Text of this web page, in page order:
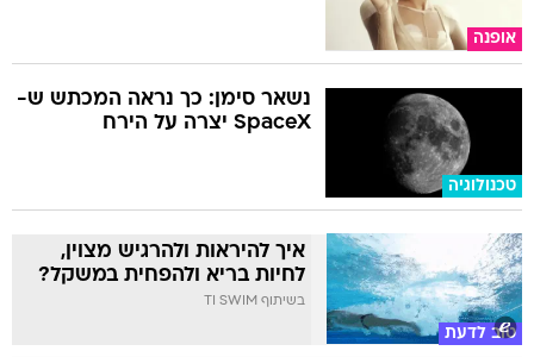
אופנה
טכנולוגיה
נשאר סימן: כך נראה המכתש ש-
SpaceX יצרה על הירח
טוב לדעת
איך להיראות ולהרגיש מצוין,
לחיות בריא ולהפחית במשקל?
בשיתוף TI SWIM